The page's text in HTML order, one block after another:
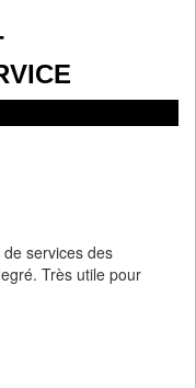
services des
Très utile pour